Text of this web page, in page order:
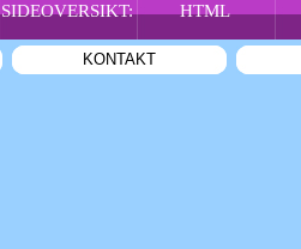
SIDEOVERSIKT: HTML
KONTAKT